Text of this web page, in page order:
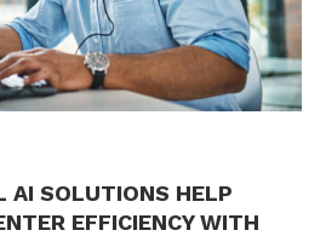
AI SOLUTIONS HELP
EFFICIENCY WITH